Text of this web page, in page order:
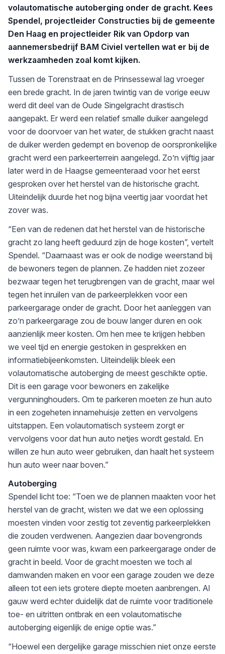
volautomatische autoberging onder de gracht. Kees
Spendel, projectleider Constructies bij de gemeente
Den Haag en projectleider Rik van Opdorp van
aannemersbedrijf BAM Civiel vertellen wat er bij de
werkzaamheden zoal komt kijken.
Tussen de Torenstraat en de Prinsessewal lag vroeger
een brede gracht. In de jaren twintig van de vorige eeuw
werd dit deel van de Oude Singelgracht drastisch
aangepakt. Er werd een relatief smalle duiker aangelegd
voor de doorvoer van het water, de stukken gracht naast
de duiker werden gedempt en bovenop de oorspronkelijke
gracht werd een parkeerterrein aangelegd. Zo’n vijftig jaar
later werd in de Haagse gemeenteraad voor het eerst
gesproken over het herstel van de historische gracht.
Uiteindelijk duurde het nog bijna veertig jaar voordat het
zover was.
“Een van de redenen dat het herstel van de historische
gracht zo lang heeft geduurd zijn de hoge kosten”, vertelt
Spendel. “Daarnaast was er ook de nodige weerstand bij
de bewoners tegen de plannen. Ze hadden niet zozeer
bezwaar tegen het terugbrengen van de gracht, maar wel
tegen het inruilen van de parkeerplekken voor een
parkeergarage onder de gracht. Door het aanleggen van
zo’n parkeergarage zou de bouw langer duren en ook
aanzienlijk meer kosten. Om hen mee te krijgen hebben
we veel tijd en energie gestoken in gesprekken en
informatiebijeenkomsten. Uiteindelijk bleek een
volautomatische autoberging de meest geschikte optie.
Dit is een garage voor bewoners en zakelijke
vergunninghouders. Om te parkeren moeten ze hun auto
in een zogeheten innamehuisje zetten en vervolgens
uitstappen. Een volautomatisch systeem zorgt er
vervolgens voor dat hun auto netjes wordt gestald. En
willen ze hun auto weer gebruiken, dan haalt het systeem
hun auto weer naar boven.”
Autoberging
Spendel licht toe: “Toen we de plannen maakten voor het
herstel van de gracht, wisten we dat we een oplossing
moesten vinden voor zestig tot zeventig parkeerplekken
die zouden verdwenen. Aangezien daar bovengronds
geen ruimte voor was, kwam een parkeergarage onder de
gracht in beeld. Voor de gracht moesten we toch al
damwanden maken en voor een garage zouden we deze
alleen tot een iets grotere diepte moeten aanbrengen. Al
gauw werd echter duidelijk dat de ruimte voor traditionele
toe- en uitritten ontbrak en een volautomatische
autoberging eigenlijk de enige optie was.”
“Hoewel een dergelijke garage misschien niet onze eerste